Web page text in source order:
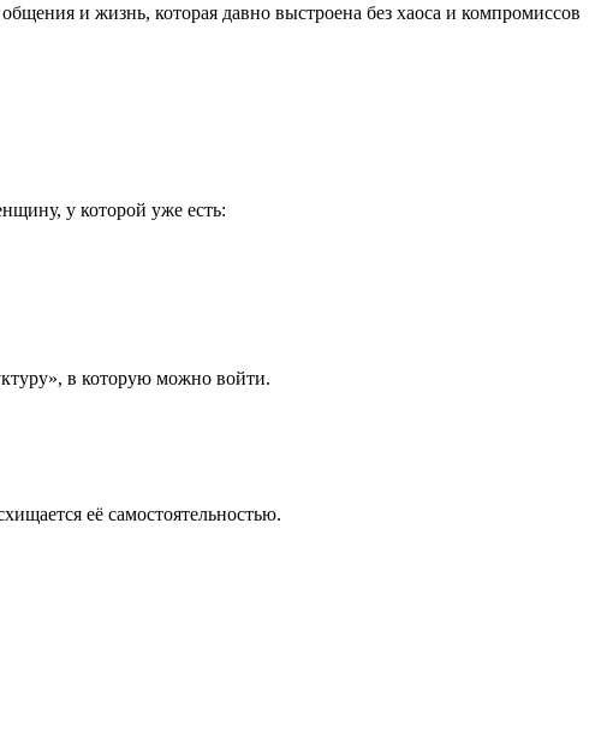
и жизнь, которая давно выстроена без хаоса и компромиссов
у которой уже есть:
в которую можно войти.
её самостоятельностью.